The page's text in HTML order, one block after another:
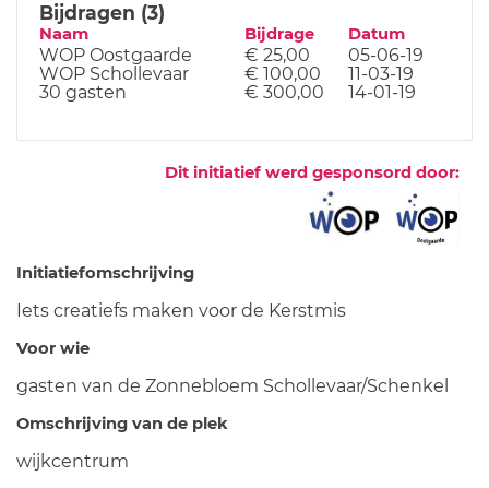
Bijdragen (3)
Naam Bijdrage Datum
WOP Oostgaarde € 25,00
05-06-19
WOP Schollevaar
€ 100,00
11-03-19
30 gasten
€ 300,00 14-01-19
Dit initiatief werd gesponsord door:
Initiatiefomschrijving
Iets creatiefs maken voor de Kerstmis
Voor wie
gasten van de Zonnebloem Schollevaar/Schenkel
Omschrijving van de plek
wijkcentrum